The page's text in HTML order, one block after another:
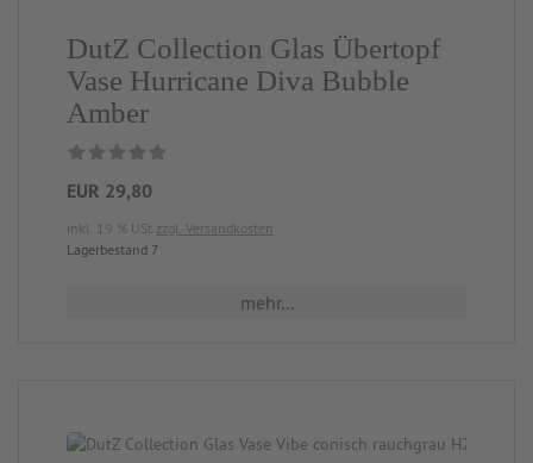
DutZ Collection Glas Übertopf
Vase Hurricane Diva Bubble
Amber
EUR 29,80
inkl. 19 % USt zzgl. Versandkosten
Lagerbestand 7
mehr...